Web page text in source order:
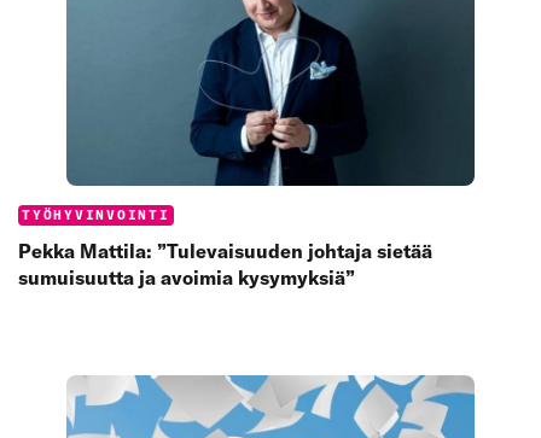
Categories:
TYÖHYVINVOINTI
Pekka Mattila: ”Tulevaisuuden johtaja sietää
sumuisuutta ja avoimia kysymyksiä”